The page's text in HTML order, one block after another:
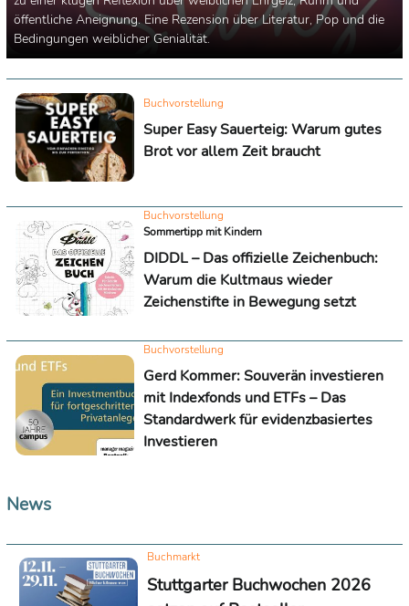
öffentliche Aneignung. Eine Rezension über Literatur, Pop und die
Bedingungen weiblicher Genialität.
Buchvorstellung
Super Easy Sauerteig: Warum gutes
Brot vor allem Zeit braucht
Buchvorstellung
Sommertipp mit Kindern
DIDDL – Das offizielle Zeichenbuch:
Warum die Kultmaus wieder
Zeichenstifte in Bewegung setzt
Buchvorstellung
Gerd Kommer: Souverän investieren
mit Indexfonds und ETFs – Das
Standardwerk für evidenzbasiertes
Investieren
News
Buchmarkt
Stuttgarter Buchwochen 2026